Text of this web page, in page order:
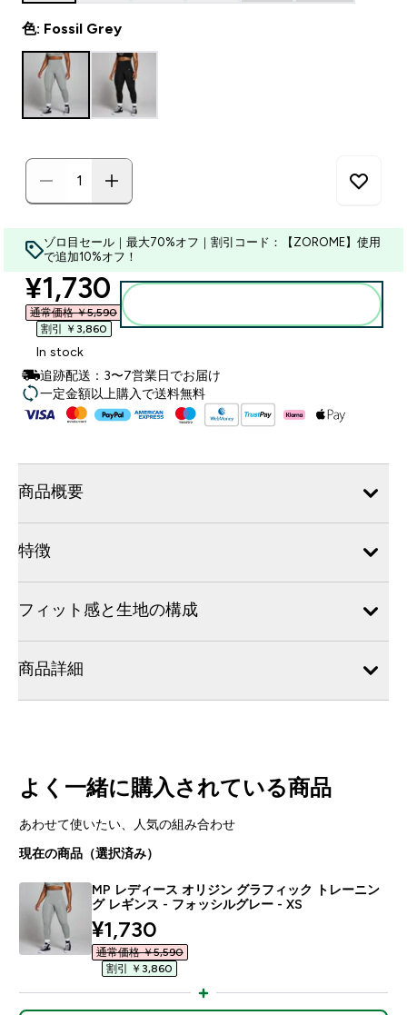
色: Fossil Grey
ゾロ目セール｜最大70%オフ｜割引コード：【ZOROME】使用
で追加10%オフ！
discounted price
¥1,730‎
通常価格 ￥5,590‎
割引 ￥3,860‎
In stock
追跡配送：3〜7営業日でお届け
一定金額以上購入で送料無料
商品概要
特徴
フィット感と生地の構成
商品詳細
よく一緒に購入されている商品
あわせて使いたい、人気の組み合わせ
現在の商品（選択済み）
MP レディース オリジン グラフィック トレーニン
グ レギンス - フォッシルグレー - XS
discounted price
¥1,730‎
通常価格 ￥5,590‎
割引 ￥3,860‎